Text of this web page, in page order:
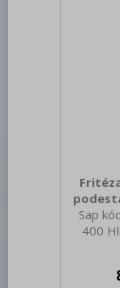
Sap
400
54.00